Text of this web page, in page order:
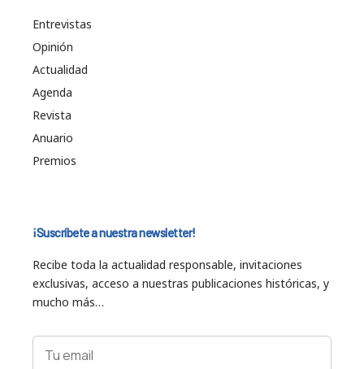
Entrevistas
Opinión
Actualidad
Agenda
Revista
Anuario
Premios
¡Suscríbete a nuestra newsletter!
Recibe toda la actualidad responsable, invitaciones
exclusivas, acceso a nuestras publicaciones históricas, y
mucho más…